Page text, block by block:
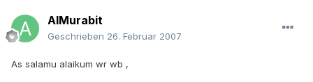
AlMurabit
Geschrieben 26. Februar 2007
As salamu alaikum wr wb ,